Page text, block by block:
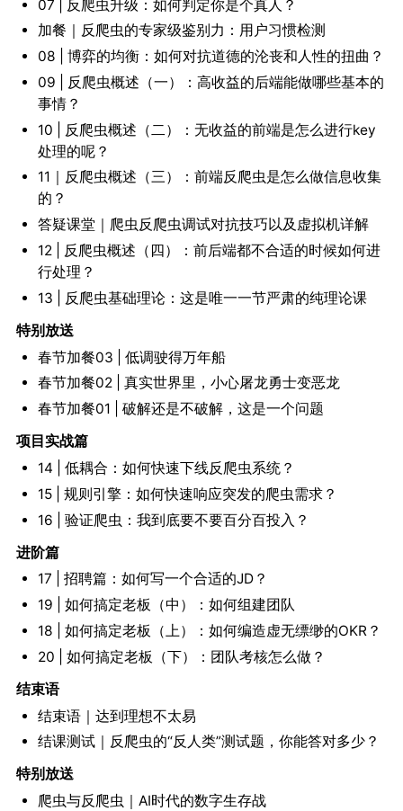
07 | 反爬虫升级：如何判定你是个真人？
加餐｜反爬虫的专家级鉴别力：用户习惯检测
08 | 博弈的均衡：如何对抗道德的沦丧和人性的扭曲？
09 | 反爬虫概述（一）：高收益的后端能做哪些基本的
事情？
10 | 反爬虫概述（二）：无收益的前端是怎么进行key
处理的呢？
11｜反爬虫概述（三）：前端反爬虫是怎么做信息收集
的？
答疑课堂｜爬虫反爬虫调试对抗技巧以及虚拟机详解
12 | 反爬虫概述（四）：前后端都不合适的时候如何进
行处理？
13 | 反爬虫基础理论：这是唯一一节严肃的纯理论课
特别放送
春节加餐03 | 低调驶得万年船
春节加餐02 | 真实世界里，小心屠龙勇士变恶龙
春节加餐01 | 破解还是不破解，这是一个问题
项目实战篇
14 | 低耦合：如何快速下线反爬虫系统？
15 | 规则引擎：如何快速响应突发的爬虫需求？
16 | 验证爬虫：我到底要不要百分百投入？
进阶篇
17 | 招聘篇：如何写一个合适的JD？
19 | 如何搞定老板（中）：如何组建团队
18 | 如何搞定老板（上）：如何编造虚无缥缈的OKR？
20 | 如何搞定老板（下）：团队考核怎么做？
结束语
结束语｜达到理想不太易
结课测试｜反爬虫的“反人类”测试题，你能答对多少？
特别放送
爬虫与反爬虫｜AI时代的数字生存战